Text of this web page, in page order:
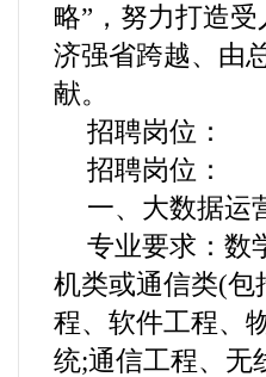
略”，努力打造
济强省跨越、由
献。
招聘岗位：
招聘岗位：
一、大数据运
专业要求：数
机类或通信类(包
程、软件工程、
统;通信工程、无